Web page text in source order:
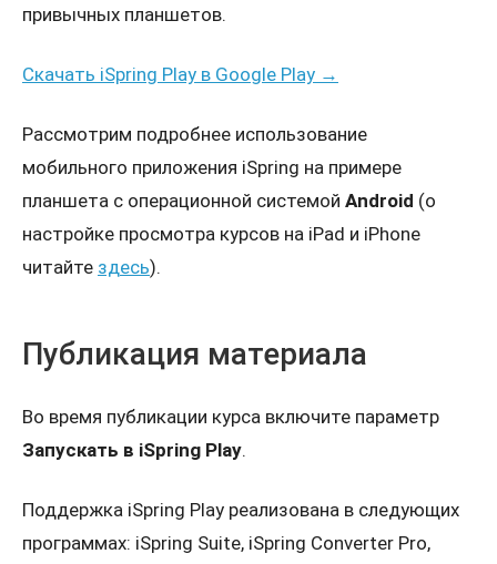
привычных планшетов.
Скачать iSpring Play в Google Play →
Рассмотрим подробнее использование
мобильного приложения iSpring на примере
планшета с операционной системой Android (о
настройке просмотра курсов на iPad и iPhone
читайте здесь).
Публикация материала
Во время публикации курса включите параметр
Запускать в iSpring Play.
Поддержка iSpring Play реализована в следующих
программах: iSpring Suite, iSpring Converter Pro,